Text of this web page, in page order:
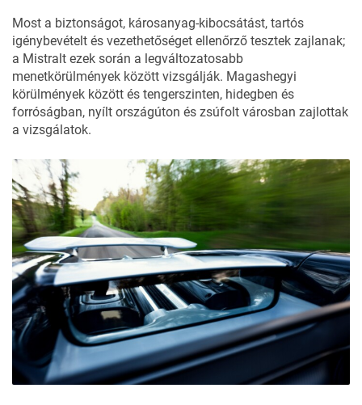
Most a biztonságot, károsanyag-kibocsátást, tartós
igénybevételt és vezethetőséget ellenőrző tesztek zajlanak;
a Mistralt ezek során a legváltozatosabb
menetkörülmények között vizsgálják. Magashegyi
körülmények között és tengerszinten, hidegben és
forróságban, nyílt országúton és zsúfolt városban zajlottak
a vizsgálatok.